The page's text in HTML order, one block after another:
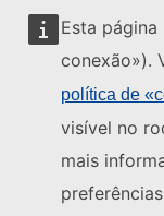
Esta
conexão»).
política de
visível no
mais
Veja outros
Chegue a nós
Venha ter
Encontre os